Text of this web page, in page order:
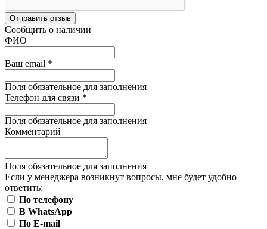
Отправить отзыв
Сообщить о наличии
ФИО
Ваш email *
Поля обязательное для заполнения
Телефон для связи *
Поля обязательное для заполнения
Комментарий
Поля обязательное для заполнения
Если у менеджера возникнут вопросы, мне будет удобно
ответить:
По телефону
В WhatsApp
По E-mail